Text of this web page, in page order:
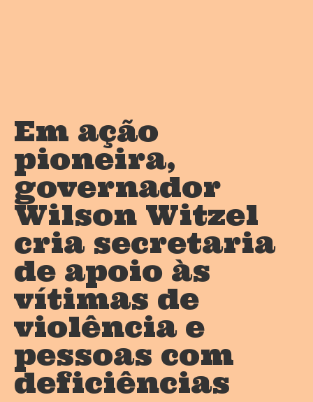
Em ação
pioneira,
governador
Wilson Witzel
cria secretaria
de apoio às
vítimas de
violência e
pessoas com
deficiências